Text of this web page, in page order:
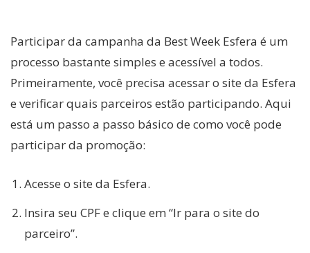
Participar da campanha da Best Week Esfera é um
processo bastante simples e acessível a todos.
Primeiramente, você precisa acessar o site da Esfera
e verificar quais parceiros estão participando. Aqui
está um passo a passo básico de como você pode
participar da promoção:
Acesse o site da Esfera.
Insira seu CPF e clique em “Ir para o site do
parceiro”.